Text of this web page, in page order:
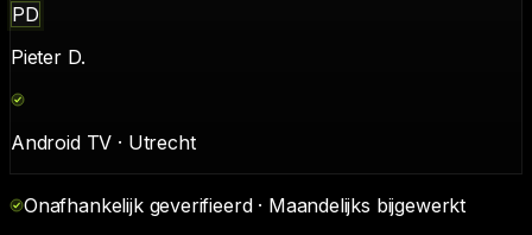
PD
Pieter D.
Android TV · Utrecht
Onafhankelijk geverifieerd · Maandelijks bijgewerkt